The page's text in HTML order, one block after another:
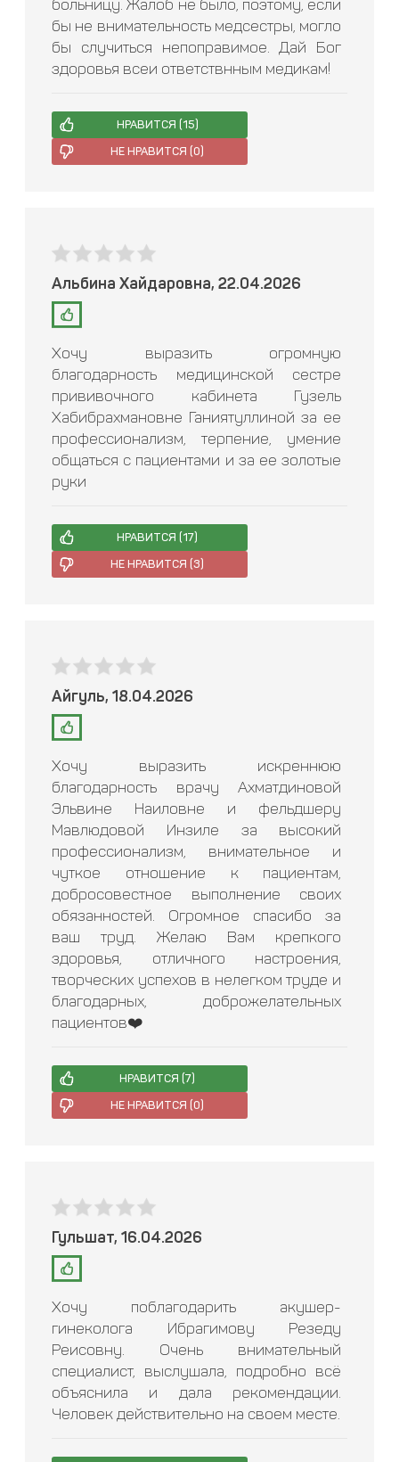
больницу. Жалоб не было, поэтому, если
бы не внимательность медсестры, могло
бы случиться непоправимое. Дай Бог
здоровья всеи ответствнным медикам!
НРАВИТСЯ (15)
НЕ НРАВИТСЯ (0)
Альбина Хайдаровна, 22.04.2026
Хочу выразить огромную
благодарность медицинской сестре
прививочного кабинета Гузель
Хабибрахмановне Ганиятуллиной за ее
профессионализм, терпение, умение
общаться с пациентами и за ее золотые
руки
НРАВИТСЯ (17)
НЕ НРАВИТСЯ (3)
Айгуль, 18.04.2026
Хочу выразить искреннюю
благодарность врачу Ахматдиновой
Эльвине Наиловне и фельдшеру
Мавлюдовой Инзиле за высокий
профессионализм, внимательное и
чуткое отношение к пациентам,
добросовестное выполнение своих
обязанностей. Огромное спасибо за
ваш труд. Желаю Вам крепкого
здоровья, отличного настроения,
творческих успехов в нелегком труде и
благодарных, доброжелательных
пациентов❤️
НРАВИТСЯ (7)
НЕ НРАВИТСЯ (0)
Гульшат, 16.04.2026
Хочу поблагодарить акушер-
гинеколога Ибрагимову Резеду
Реисовну. Очень внимательный
специалист, выслушала, подробно всё
объяснила и дала рекомендации.
Человек действительно на своем месте.